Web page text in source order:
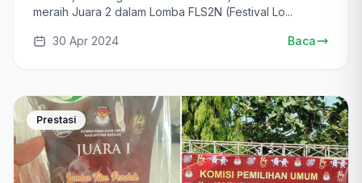
meraih Juara 2 dalam Lomba FLS2N (Festival Lo...
30 Apr 2024 Baca
Prestasi